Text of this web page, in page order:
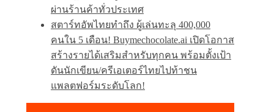
ผ่านร้านค้าทั่วประเทศ
สตาร์ทอัพไทยทำถึง ผู้เล่นทะลุ 400,000
คนใน 5 เดือน! Buymechocolate.ai เปิดโอกาส
สร้างรายได้เสริมสำหรับทุกคน พร้อมตั้งเป้า
ดันนักเขียน/ครีเอเตอร์ไทยไปท้าชน
แพลตฟอร์มระดับโลก!